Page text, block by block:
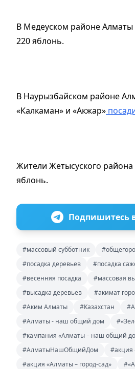
В Медеуском районе Алматы
220 яблонь.
В Наурызбайском районе
«Калкаман» и «Акжар»
Жители Жетысуского района
яблонь.
Подпишитесь
#массовый субботник
#посадка деревьев
#посадка
#весенняя посадка
#массовая
#высадка деревьев
#акимат
#Аким Алматы
#Казахстан
#Алматы - наш общий дом
#кампания «Алматы – наш общий
#АлматыНашОбщийДом
#акция
#акция «Алматы – город-сад»